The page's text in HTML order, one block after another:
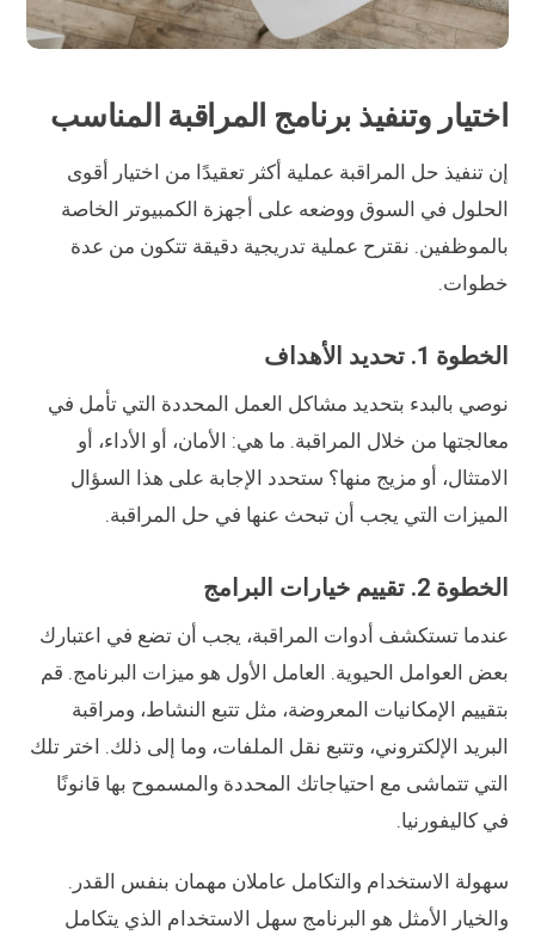
اختيار وتنفيذ برنامج المراقبة المناسب
إن تنفيذ حل المراقبة عملية أكثر تعقيدًا من اختيار أقوى
الحلول في السوق ووضعه على أجهزة الكمبيوتر الخاصة
بالموظفين. نقترح عملية تدريجية دقيقة تتكون من عدة
خطوات.
الخطوة 1. تحديد الأهداف
نوصي بالبدء بتحديد مشاكل العمل المحددة التي تأمل في
معالجتها من خلال المراقبة. ما هي: الأمان، أو الأداء، أو
الامتثال، أو مزيج منها؟ ستحدد الإجابة على هذا السؤال
الميزات التي يجب أن تبحث عنها في حل المراقبة.
الخطوة 2. تقييم خيارات البرامج
عندما تستكشف أدوات المراقبة، يجب أن تضع في اعتبارك
بعض العوامل الحيوية. العامل الأول هو ميزات البرنامج. قم
بتقييم الإمكانيات المعروضة، مثل تتبع النشاط، ومراقبة
البريد الإلكتروني، وتتبع نقل الملفات، وما إلى ذلك. اختر تلك
التي تتماشى مع احتياجاتك المحددة والمسموح بها قانونًا
في كاليفورنيا.
سهولة الاستخدام والتكامل عاملان مهمان بنفس القدر.
والخيار الأمثل هو البرنامج سهل الاستخدام الذي يتكامل